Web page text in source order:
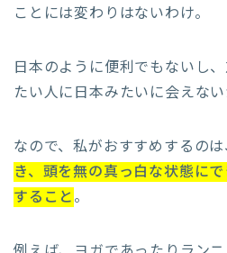
ことには変わりはないわけ。
日本のように便利でもないし
たい人に日本みたいに会えない
なので、私がおすすめするのは
き、頭を無の真っ白な状態に
すること。